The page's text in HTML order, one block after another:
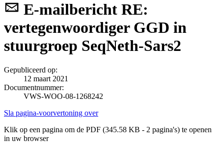
E-mailbericht RE:
vertegenwoordiger GGD in
stuurgroep SeqNeth-Sars2
Gepubliceerd op:
12 maart 2021
Documentnummer:
VWS-WOO-08-1268242
Sla pagina-voorvertoning over
Klik op een pagina om de PDF (345.58 KB - 2 pagina's) te openen
in uw browser